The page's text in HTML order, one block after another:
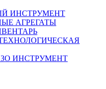
ИНСТРУМЕНТ
АГРЕГАТЫ
ИНСТРУМЕНТ